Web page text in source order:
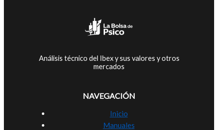
Análisis técnico del Ibex y sus valores y otros
mercados
NAVEGACIÓN
Inicio
Manuales